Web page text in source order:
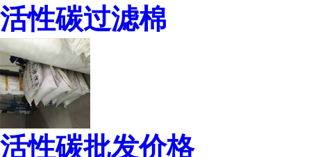
活性碳过滤棉
活性碳批发价格